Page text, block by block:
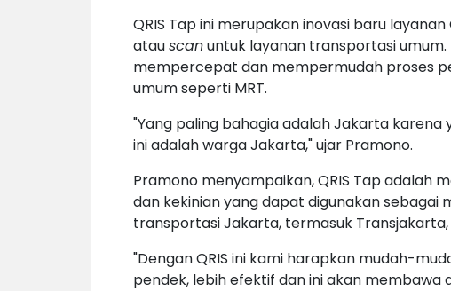
QRIS Tap ini merupakan inovasi baru
atauscanuntuk layanan transportasi
mempercepat dan mempermudah proses
umum seperti MRT.
"Yang paling bahagia adalah Jakarta
ini adalah warga Jakarta," ujar Pramono.
Pramono menyampaikan, QRIS Tap adalah
dan kekinian yang dapat digunakan
transportasi Jakarta, termasuk Transjakarta,
"Dengan QRIS ini kami harapkan mudah-
pendek, lebih efektif dan ini akan membawa